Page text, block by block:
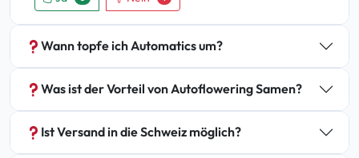
Wann topfe ich Automatics um?
Was ist der Vorteil von Autoflowering Samen?
Ist Versand in die Schweiz möglich?